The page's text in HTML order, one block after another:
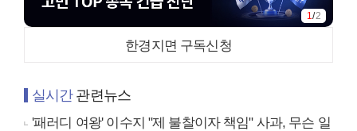
2/2
한경지면 구독신청
실시간관련뉴스
'패러디 여왕' 이수지 "제 불찰이자 책임" 사과, 무슨 일